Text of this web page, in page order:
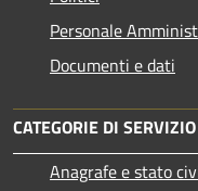
Personale
Documenti e dati
CATEGORIE DI SERVIZIO
Anagrafe e stato